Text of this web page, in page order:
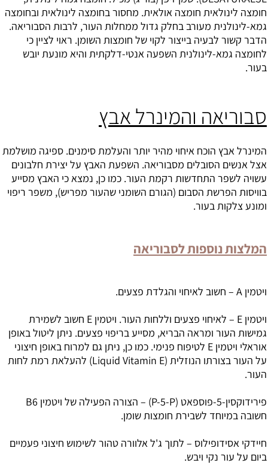
חומצה לינולאית חומצה אולאית. מחסור בחומצה לינולאית ובחומצה
גמא-לינולנית מעורב בחלק גדול ממחלות העור, לרבות הסבוריאה.
הדבר קשור לבעיה בייצור לקוי של חומצות השומן. ראוי לציין כי
לחומצה גמא-לינולנית השפעה אנטי-דלקתית והיא מונעת יובש
בעור.
סבוריאה והמינרל אבץ
המינרל אבץ הוכח איחוי מהיר יותר והעלמת סימנים. ספיגה מושלמת
אצל אנשים הסובלים מסבוריאה. השפעת האבץ על יצירת חלבונים
עשויה לשפר התחדשות רקמת העור. כמו כן, נמצא כי האבץ מסייע
בוויסות הפרשת הסבום (הגורם השומני שהעור מפריש), משפר ריפוי
ומונע צלקות בעור.
המלצות נוספות לסבוריאה
ויטמין A
– חשוב לאיחוי והגלדת פצעים.
ויטמין E
– לאיחוי פצעים וללחות העור. ויטמין E חשוב לשמירת
גמישות העור ומראה הבריא, מסייע בריפוי פצעים. ניתן ליטול באופן
אוראלי ויטמין E לטיפוח פנימי. כמו כן, ניתן גם למרוח באופן חיצוני
על העור בצורתו הנוזלית (Liquid Vitamin E) להעלאת רמת לחות
העור.
פירידוקסין-5-פוספאט
(P-5-P) – הצורה הפעילה של ויטמין B6
חשובה במיוחד לשבירת חומצות שומן.
חיידקי אסידופילוס – לתוך ג'ל אלוורה טהור לשימוש חיצוני פעמיים
ביום על עור נקי ויבש.